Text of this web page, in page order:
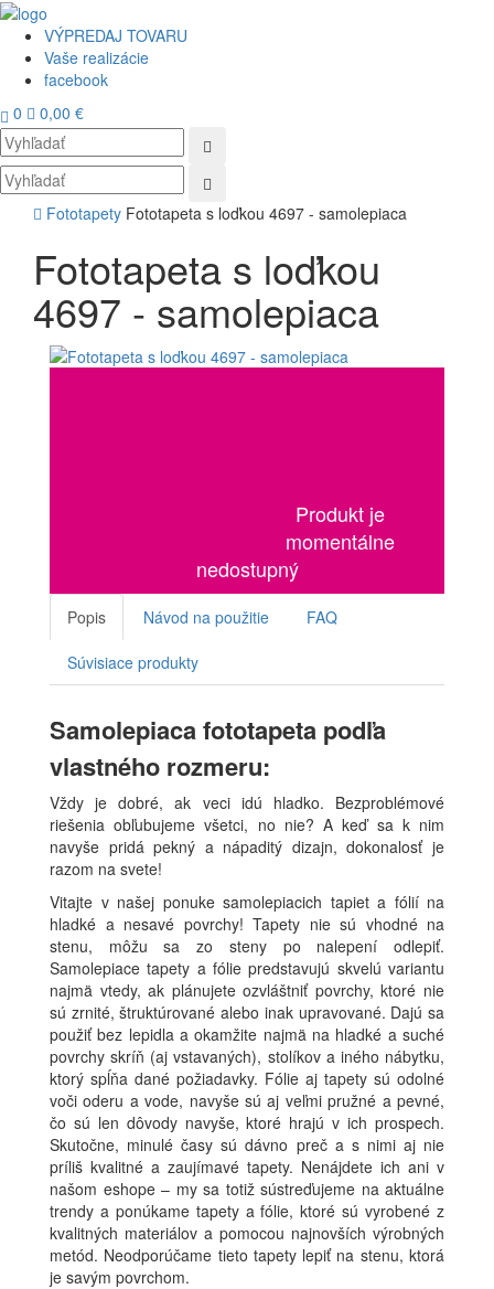
VÝPREDAJ TOVARU
Vaše realizácie
facebook
0 0,00 €
Fototapety Fototapeta s loďkou 4697 - samolepiaca
Fototapeta s loďkou
4697 - samolepiaca
Produkt je
momentálne
nedostupný
Popis Návod na použitie FAQ
Súvisiace produkty
Samolepiaca fototapeta podľa
vlastného rozmeru:
Vždy je dobré, ak veci idú hladko. Bezproblémové
riešenia obľubujeme všetci, no nie? A keď sa k nim
navyše pridá pekný a nápaditý dizajn, dokonalosť je
razom na svete!
Vitajte v našej ponuke samolepiacich tapiet a fólií na
hladké a nesavé povrchy! Tapety nie sú vhodné na
stenu, môžu sa zo steny po nalepení odlepiť.
Samolepiace tapety a fólie predstavujú skvelú variantu
najmä vtedy, ak plánujete ozvláštniť povrchy, ktoré nie
sú zrnité, štruktúrované alebo inak upravované. Dajú sa
použiť bez lepidla a okamžite najmä na hladké a suché
povrchy skríň (aj vstavaných), stolíkov a iného nábytku,
ktorý spĺňa dané požiadavky. Fólie aj tapety sú odolné
voči oderu a vode, navyše sú aj veľmi pružné a pevné,
čo sú len dôvody navyše, ktoré hrajú v ich prospech.
Skutočne, minulé časy sú dávno preč a s nimi aj nie
príliš kvalitné a zaujímavé tapety. Nenájdete ich ani v
našom eshope – my sa totiž sústreďujeme na aktuálne
trendy a ponúkame tapety a fólie, ktoré sú vyrobené z
kvalitných materiálov a pomocou najnovších výrobných
metód. Neodporúčame tieto tapety lepiť na stenu, ktorá
je savým povrchom.